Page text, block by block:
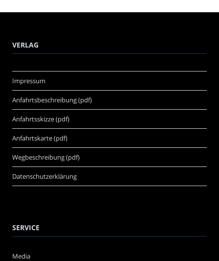
VERLAG
Impressum
Anfahrtsbeschreibung (pdf)
Anfahrtsskizze (pdf)
Anfahrtskarte (pdf)
Wegbeschreibung (pdf)
Datenschutzerklärung
SERVICE
Media